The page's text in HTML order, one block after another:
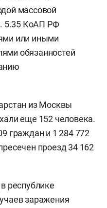
массовой
5.35 КоАП РФ
или иными
обязанностей
из Москвы
еще 152 человека.
граждан и 1 284 772
проезд 34 162
республике
заражения